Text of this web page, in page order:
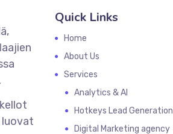
luovat
Quick Links
Home
About Us
Services
Analytics & AI
Hotkeys Lead Generation
Digital Marketing agency